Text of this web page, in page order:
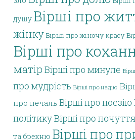
душу Вірші про
жінку Вірші про жіночу красу
Вірші про
матір Вірші про минуле
про мудрість Вірші про надію
про печаль Вірші про поезію
політикуВірші про почуття
та брехню Вірші про